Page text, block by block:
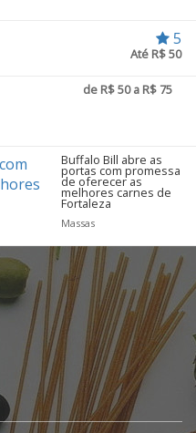
5
Até R$ 50
de R$ 50 a R$ 75
Buffalo Bill abre as
portas com promessa
de oferecer as
melhores carnes de
Fortaleza
Massas